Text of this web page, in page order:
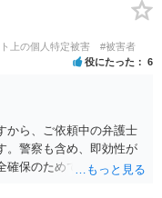
上の個人特定被害 #被害者
役にたった 6
から、ご依頼中の弁護士
。警察も含め、即効性が
確保のためできることは